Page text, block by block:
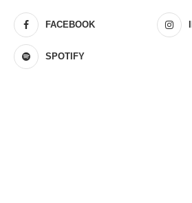
FACEBOOK
SPOTIFY